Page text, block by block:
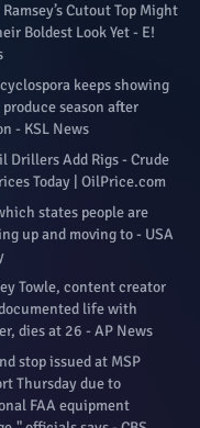
Cutout Top Might
Boldest Look Yet - E!
keeps showing
season after
- KSL News
Drillers Add Rigs - Crude
Today | OilPrice.com
states people are
up and moving to - USA
Towle, content creator
life with
dies at 26 - AP News
stop issued at MSP
Thursday due to
FAA equipment